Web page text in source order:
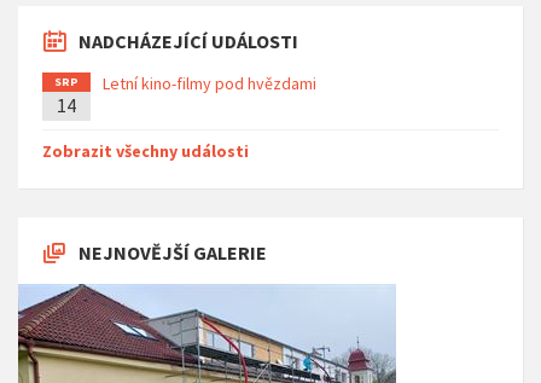
NADCHÁZEJÍCÍ UDÁLOSTI
SRP
14
Letní kino-filmy pod hvězdami
Zobrazit všechny události
NEJNOVĚJŠÍ GALERIE